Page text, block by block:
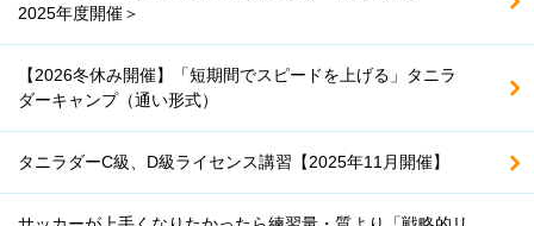
2025年度開催＞
【2026冬休み開催】「短期間でスピードを上げる」タニラ
ダーキャンプ（通い形式）
タニラダーC級、D級ライセンス講習【2025年11月開催】